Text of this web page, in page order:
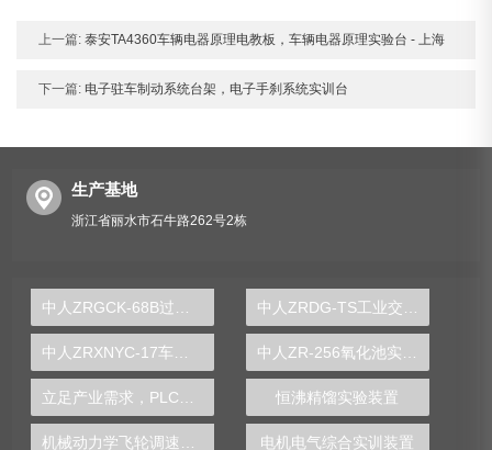
上一篇: 泰安TA4360车辆电器原理电教板，车辆电器原理实验台 - 上海
下一篇: 电子驻车制动系统台架，电子手刹系统实训台
生产基地
浙江省丽水市石牛路262号2栋
恒沸精馏实验装置
电机电气综合实训装置